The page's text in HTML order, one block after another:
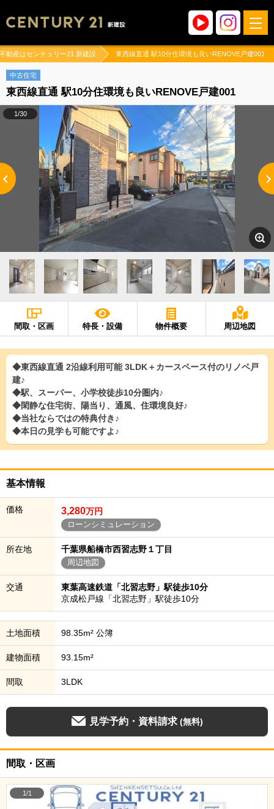
動産はセンチュリー21 新建設 東西線直通 駅10分住環境も良いRENOVE戸建001
中古住宅
東西線直通 駅10分住環境も良いRENOVE戸建001
1/30
間取・区画 特長・設備 物件概要 周辺地図
◆東西線直通 2沿線利用可能 3LDK＋カースペース付のリノベ戸
建♪
◆駅、スーパー、小学校徒歩10分圏内♪
◆閑静な住宅街、陽当り、通風、住環境良好♪
◆当社ならではの特典付き♪
◆本日の見学も可能ですよ♪
基本情報
価格 3,280万円
ローンシミュレーション
所在地 千葉県船橋市西習志野１丁目
周辺地図
交通
東葉高速鉄道「北習志野」駅徒歩10分
京成松戸線「北習志野」駅徒歩10分
土地面積 98.35m² 公簿
建物面積 93.15m²
間取 3LDK
見学予約・資料請求 (無料)
間取・区画
1/1